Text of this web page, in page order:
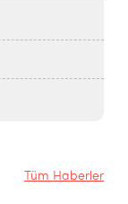
Tüm Haberler